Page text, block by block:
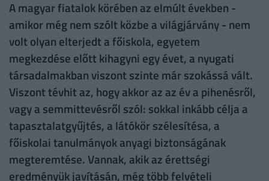
A magyar fiatalok körében az elmúlt években -
amikor még nem szólt közbe a világjárvány - nem
volt olyan elterjedt a főiskola, egyetem
megkezdése előtt kihagyni egy évet, a nyugati
társadalmakban viszont szinte már szokássá vált.
Viszont tévhit az, hogy akkor az az év a pihenésről,
vagy a semmittevésről szól: sokkal inkább célja a
tapasztalatgyűjtés, a látókör szélesítésa, a
főiskolai tanulmányok anyagi biztonságának
megteremtése. Vannak, akik az érettségi
eredményük javításán, még több felvételi